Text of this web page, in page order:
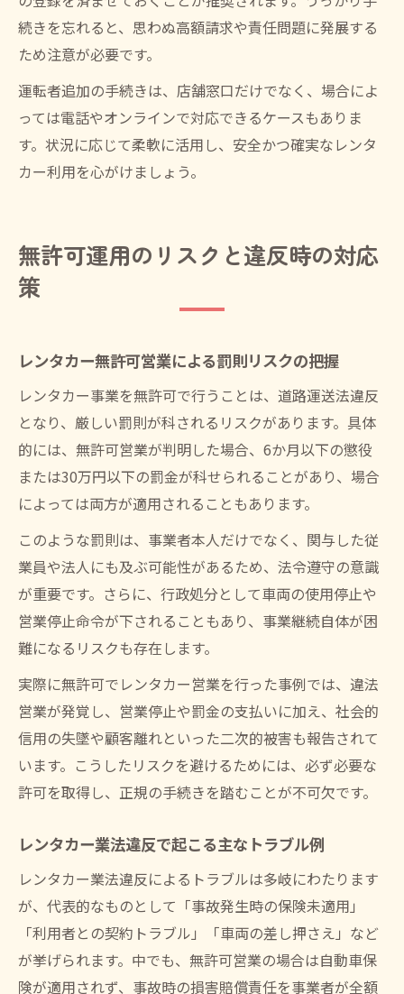
続きを忘れると、思わぬ高額請求や責任問題に発展する
ため注意が必要です。
運転者追加の手続きは、店舗窓口だけでなく、場合によ
っては電話やオンラインで対応できるケースもありま
す。状況に応じて柔軟に活用し、安全かつ確実なレンタ
カー利用を心がけましょう。
無許可運用のリスクと違反時の対応
策
レンタカー無許可営業による罰則リスクの把握
レンタカー事業を無許可で行うことは、道路運送法違反
となり、厳しい罰則が科されるリスクがあります。具体
的には、無許可営業が判明した場合、6か月以下の懲役
または30万円以下の罰金が科せられることがあり、場合
によっては両方が適用されることもあります。
このような罰則は、事業者本人だけでなく、関与した従
業員や法人にも及ぶ可能性があるため、法令遵守の意識
が重要です。さらに、行政処分として車両の使用停止や
営業停止命令が下されることもあり、事業継続自体が困
難になるリスクも存在します。
実際に無許可でレンタカー営業を行った事例では、違法
営業が発覚し、営業停止や罰金の支払いに加え、社会的
信用の失墜や顧客離れといった二次的被害も報告されて
います。こうしたリスクを避けるためには、必ず必要な
許可を取得し、正規の手続きを踏むことが不可欠です。
レンタカー業法違反で起こる主なトラブル例
レンタカー業法違反によるトラブルは多岐にわたります
が、代表的なものとして「事故発生時の保険未適用」
「利用者との契約トラブル」「車両の差し押さえ」など
が挙げられます。中でも、無許可営業の場合は自動車保
険が適用されず、事故時の損害賠償責任を事業者が全額